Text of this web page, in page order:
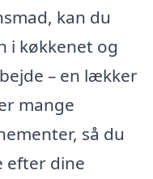
kan du
i køkkenet og
– en lækker
mange
så du
efter dine